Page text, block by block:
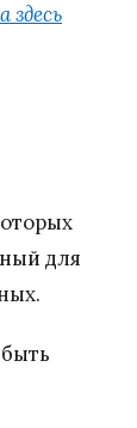
здесь
для